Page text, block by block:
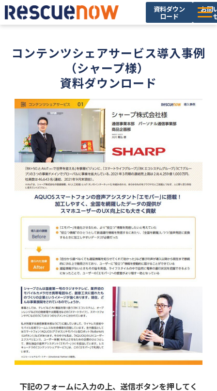
資料ダウン
ロード
お問
導入実績
セミナー・イベント
お役立ち資料
ニュース
企業情報
採用情報
コンテンツシェアサービス導入事例
（シャープ様）
資料ダウンロード
下記のフォームに入力の上、送信ボタンを押してく